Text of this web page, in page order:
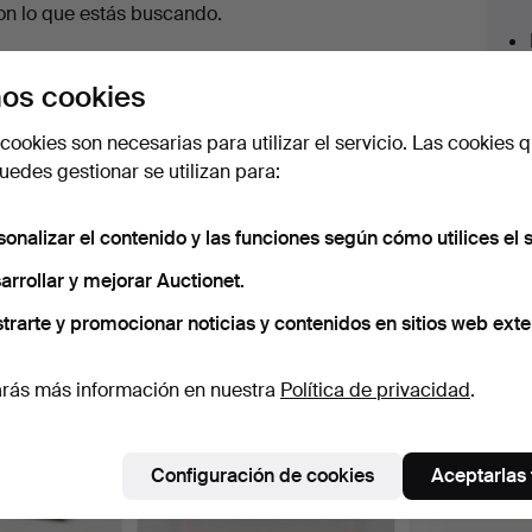
lo que estás buscando.
tan pronto como dispongamos del lote.
archivo que coinciden con tu
cookies
son necesarias para utilizar el servicio. Las cookies
gestionar se utilizan para:
el contenido y las funciones según cómo utilices el
y mejorar Auctionet.
y promocionar noticias y contenidos en sitios web
más información en nuestra Política de privacidad.
Configuración de cookies Aceptarlas